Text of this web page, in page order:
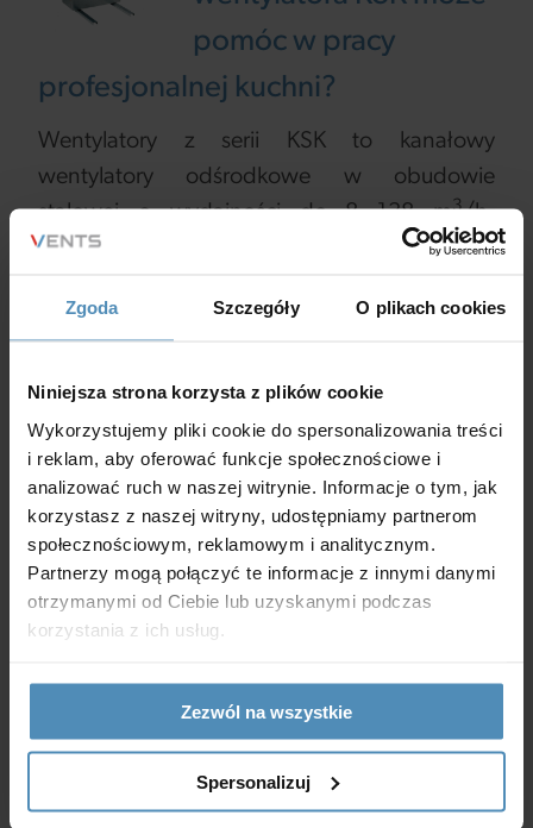
Zgoda Szczegóły O plikach cookies
Niniejsza strona korzysta z plików cookie
Wykorzystujemy pliki cookie do spersonalizowania treści
i reklam, aby oferować funkcje społecznościowe i
analizować ruch w naszej witrynie. Informacje o tym, jak
korzystasz z naszej witryny, udostępniamy partnerom
społecznościowym, reklamowym i analitycznym.
Partnerzy mogą połączyć te informacje z innymi danymi
otrzymanymi od Ciebie lub uzyskanymi podczas
korzystania z ich usług.
Zezwól na wszystkie
Spersonalizuj
pomóc w pracy
profesjonalnej kuchni?
Wentylatory z serii KSK to kanałowy
wentylatory odśrodkowe w obudowie
stalowej o wydajności do 8 138 m3/h,
dedykowane szczególnie dla branży
pomieszczeń kuchennych i piekarniczych.
Czytaj więcej
Składane kanały
wentylacyjne VENTIKA
PRESS pomogą
zaoszczędzić miejsce i pieniądze
Wykonanie prawidłowej wentylacji w domu
jednorodzinnym, czy też w innym obiekcie
użyteczności publicznej wiąże się